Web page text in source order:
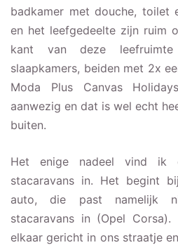
badkamer met douche, toilet
en het leefgedeelte zijn ruim
kant van deze
slaapkamers, beiden met 2x
Moda Plus Canvas
aanwezig en dat is wel echt
buiten.
Het enige nadeel vind ik
stacaravans in. Het begint
auto, die past namelijk
stacaravans in (Opel
elkaar gericht in ons straatje